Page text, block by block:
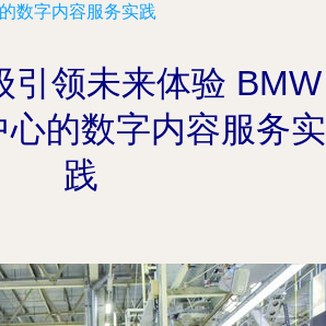
数字内容服务实践
引领未来体验 BMW
心的数字内容服务实
践